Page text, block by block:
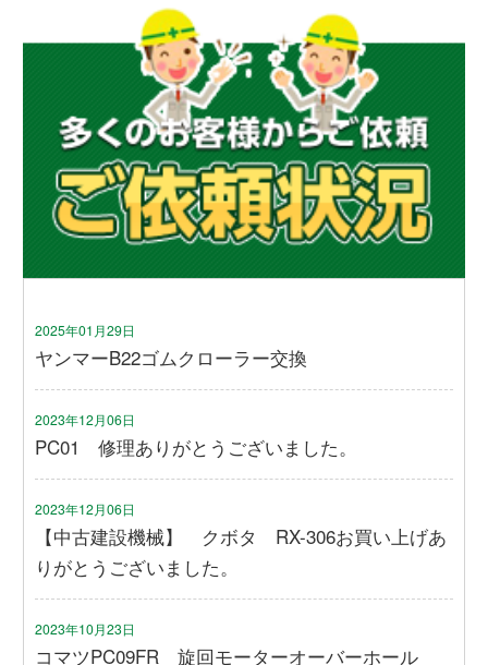
2025年01月29日
ヤンマーB22ゴムクローラー交換
2023年12月06日
PC01 修理ありがとうございました。
2023年12月06日
【中古建設機械】 クボタ RX-306お買い上げあ
りがとうございました。
2023年10月23日
コマツPC09FR 旋回モーターオーバーホール